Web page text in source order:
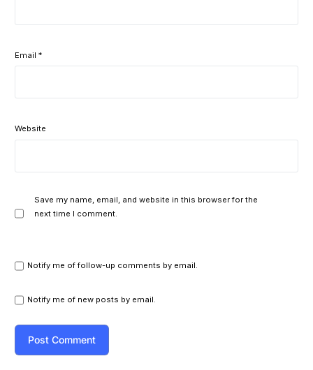
Email*
Website
Save my name, email, and website in this browser for the
next time I comment.
Notify me of follow-up comments by email.
Notify me of new posts by email.